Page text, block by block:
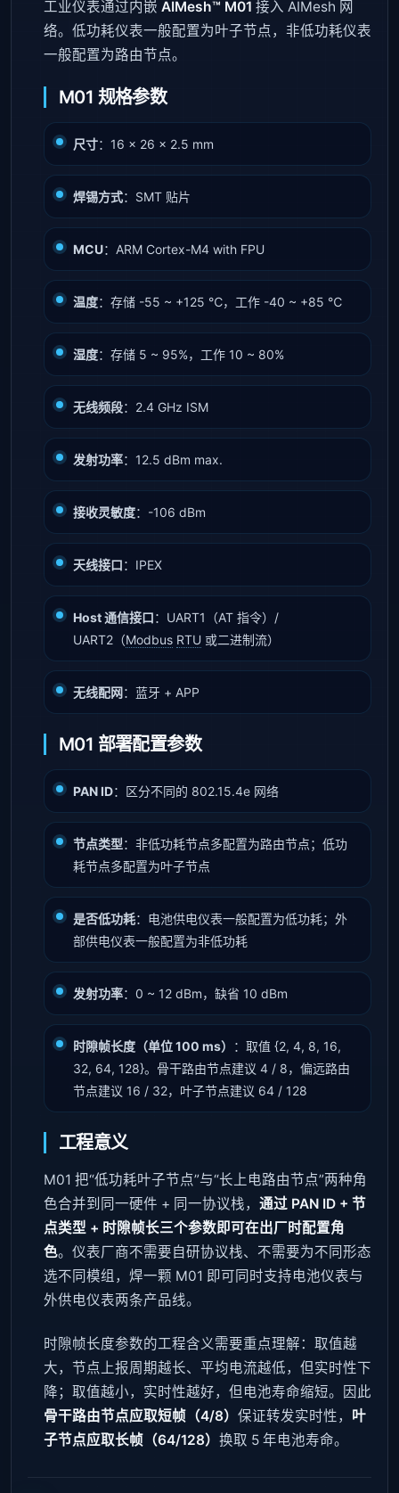
工业仪表通过内嵌 AIMesh™ M01 接入 AIMesh 网
络。低功耗仪表一般配置为叶子节点，非低功耗仪表
一般配置为路由节点。
M01 规格参数
尺寸：16 × 26 × 2.5 mm
焊锡方式：SMT 贴片
MCU：ARM Cortex-M4 with FPU
温度：存储 -55 ~ +125 ℃，工作 -40 ~ +85 ℃
湿度：存储 5 ~ 95%，工作 10 ~ 80%
无线频段：2.4 GHz ISM
发射功率：12.5 dBm max.
接收灵敏度：-106 dBm
天线接口：IPEX
Host 通信接口：UART1（AT 指令）/
UART2（Modbus RTU 或二进制流）
无线配网：蓝牙 + APP
M01 部署配置参数
PAN ID：区分不同的 802.15.4e 网络
节点类型：非低功耗节点多配置为路由节点；低功
耗节点多配置为叶子节点
是否低功耗：电池供电仪表一般配置为低功耗；外
部供电仪表一般配置为非低功耗
发射功率：0 ~ 12 dBm，缺省 10 dBm
时隙帧长度（单位 100 ms）
：取值 {2, 4, 8, 16,
32, 64, 128}。骨干路由节点建议 4 / 8，偏远路由
节点建议 16 / 32，叶子节点建议 64 / 128
工程意义
M01 把“低功耗叶子节点”与“长上电路由节点”两种角
色合并到同一硬件 + 同一协议栈， 通过 PAN ID + 节
点类型 + 时隙帧长三个参数即可在出厂时配置角
色。仪表厂商不需要自研协议栈、不需要为不同形态
选不同模组，焊一颗 M01 即可同时支持电池仪表与
外供电仪表两条产品线。
时隙帧长度参数的工程含义需要重点理解：取值越
大，节点上报周期越长、平均电流越低，但实时性下
降；取值越小，实时性越好，但电池寿命缩短。因此
骨干路由节点应取短帧（4/8） 保证转发实时性， 叶
子节点应取长帧（64/128） 换取 5 年电池寿命。